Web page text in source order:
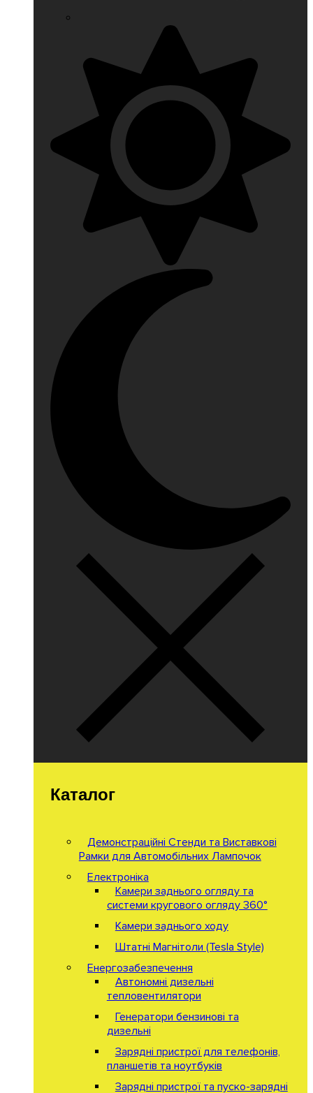
Каталог
Демонстраційні Стенди та Виставкові
Рамки для Автомобільних Лампочок
Електроніка
Камери заднього огляду та
системи кругового огляду 360°
Камери заднього ходу
Штатні Магнітоли (Tesla Style)
Енергозабезпечення
Автономні дизельні
тепловентилятори
Генератори бензинові та
дизельні
Зарядні пристрої для телефонів,
планшетів та ноутбуків
Зарядні пристрої та пуско-зарядні